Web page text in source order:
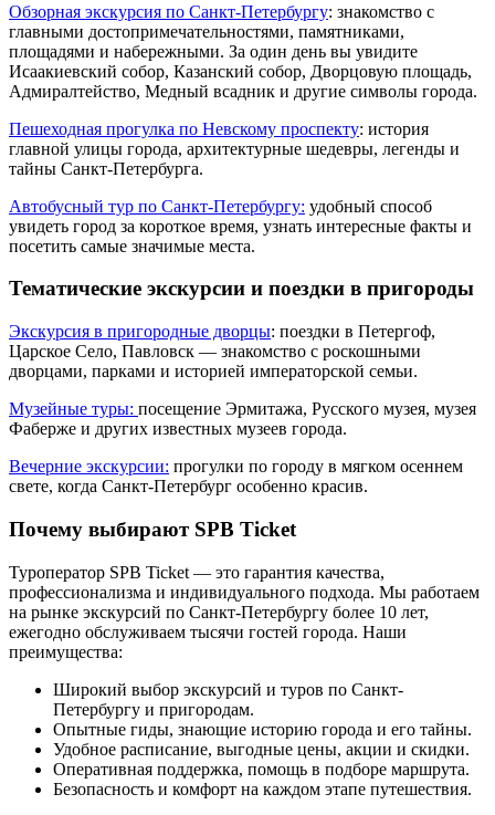
Обзорная экскурсия по Санкт-Петербургу: знакомство с
главными достопримечательностями, памятниками,
площадями и набережными. За один день вы увидите
Исаакиевский собор, Казанский собор, Дворцовую площадь,
Адмиралтейство, Медный всадник и другие символы города.
Пешеходная прогулка по Невскому проспекту: история
главной улицы города, архитектурные шедевры, легенды и
тайны Санкт-Петербурга.
Автобусный тур по Санкт-Петербургу: удобный способ
увидеть город за короткое время, узнать интересные факты и
посетить самые значимые места.
Тематические экскурсии и поездки в пригороды
Экскурсия в пригородные дворцы: поездки в Петергоф,
Царское Село, Павловск — знакомство с роскошными
дворцами, парками и историей императорской семьи.
Музейные туры: посещение Эрмитажа, Русского музея, музея
Фаберже и других известных музеев города.
Вечерние экскурсии: прогулки по городу в мягком осеннем
свете, когда Санкт-Петербург особенно красив.
Почему выбирают SPB Ticket
Туроператор SPB Ticket — это гарантия качества,
профессионализма и индивидуального подхода. Мы работаем
на рынке экскурсий по Санкт-Петербургу более 10 лет,
ежегодно обслуживаем тысячи гостей города. Наши
преимущества:
Широкий выбор экскурсий и туров по Санкт-
Петербургу и пригородам.
Опытные гиды, знающие историю города и его тайны.
Удобное расписание, выгодные цены, акции и скидки.
Оперативная поддержка, помощь в подборе маршрута.
Безопасность и комфорт на каждом этапе путешествия.